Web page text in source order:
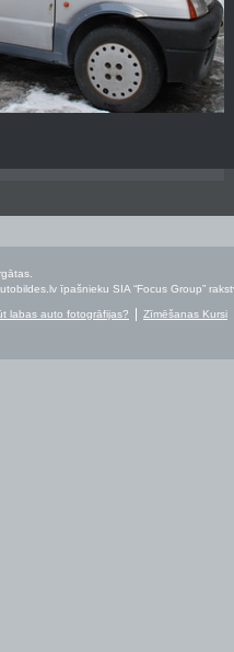
īpašnieku SIA “Focus Group”
labas auto fotogrāfijas? Zīmēšanas Kursi